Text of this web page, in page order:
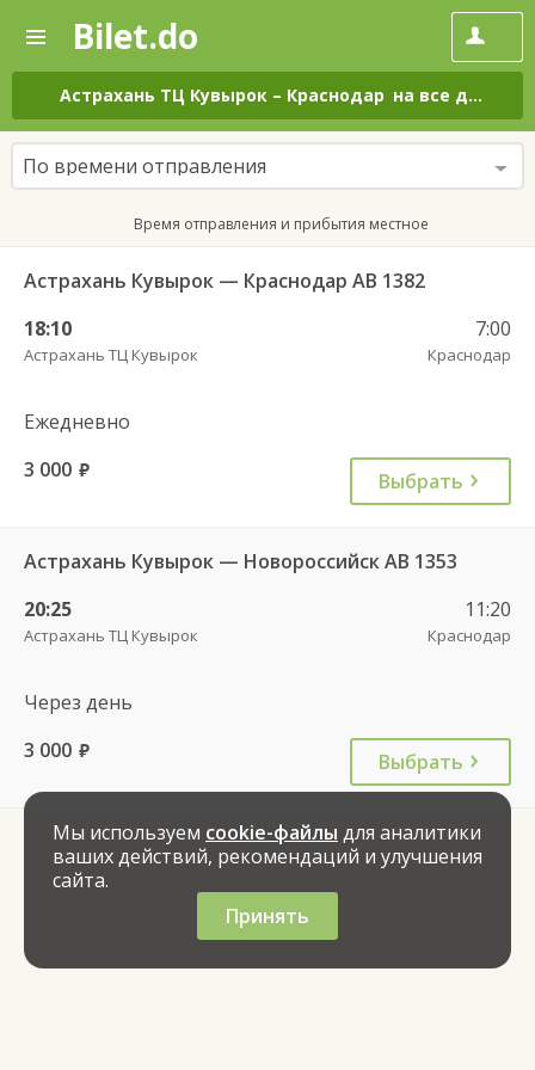
—
Поиск
и
покупка
билетов
на
автобус
онлайн
Bilet.do
Астрахань ТЦ Кувырок – Краснодар на все дни
По времени отправления
Время отправления и прибытия местное
Астрахань Кувырок — Краснодар АВ 1382
18:10
Астрахань ТЦ Кувырок
7:00
Краснодар
Ежедневно
3 000 руб. Выбрать
Астрахань Кувырок — Новороссийск АВ 1353
20:25
Астрахань ТЦ Кувырок
11:20
Краснодар
Через день
3 000 руб. Выбрать
Мы используем cookie-файлы для аналитики
ваших действий, рекомендаций и улучшения
сайта.
Принять